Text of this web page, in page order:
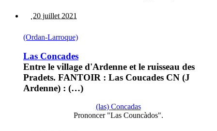
20 juillet 2021
(Ordan-Larroque)
Las Concades
Entre le village d'Ardenne et le ruisseau des
Pradets. FANTOIR : Las Coucades CN (J
Ardenne) : (…)
(las) Concadas
Prononcer "Las Councàdos".